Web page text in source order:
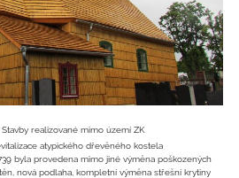
realizované mimo území ZK
atypického dřevěného kostela
byla provedena mimo jiné výměna poškozených
nová podlaha, kompletní výměna střešní krytiny